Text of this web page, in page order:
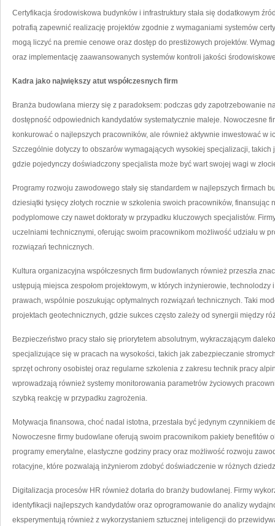
Certyfikacja środowiskowa budynków i infrastruktury stała się dodatkowym
potrafią zapewnić realizację projektów zgodnie z wymaganiami systemów
mogą liczyć na premie cenowe oraz dostęp do prestiżowych projektów.
oraz implementację zaawansowanych systemów kontroli jakości
Kadra jako największy atut współczesnych firm
Branża budowlana mierzy się z paradoksem: podczas gdy zapotrzebowanie
dostępność odpowiednich kandydatów systematycznie maleje. Nowoczesne
konkurować o najlepszych pracowników, ale również aktywnie inwestować w
Szczególnie dotyczy to obszarów wymagających wysokiej specjalizacji,
gdzie pojedynczy doświadczony specjalista może być wart swojej wagi w
Programy rozwoju zawodowego stały się standardem w najlepszych firmach
dziesiątki tysięcy złotych rocznie w szkolenia swoich pracowników,
podyplomowe czy nawet doktoraty w przypadku kluczowych specjalistów.
uczelniami technicznymi, oferując swoim pracownikom możliwość udziału w
rozwiązań technicznych.
Kultura organizacyjna współczesnych firm budowlanych również przeszła
ustępują miejsca zespołom projektowym, w których inżynierowie,
prawach, wspólnie poszukując optymalnych rozwiązań technicznych. Taki
projektach geotechnicznych, gdzie sukces często zależy od synergii między
Bezpieczeństwo pracy stało się priorytetem absolutnym, wykraczającym
specjalizujące się w pracach na wysokości, takich jak zabezpieczanie
sprzęt ochrony osobistej oraz regularne szkolenia z zakresu technik pracy
wprowadzają również systemy monitorowania parametrów życiowych
szybką reakcję w przypadku zagrożenia.
Motywacja finansowa, choć nadal istotna, przestała być jedynym czynnikiem
Nowoczesne firmy budowlane oferują swoim pracownikom pakiety benefitów
programy emerytalne, elastyczne godziny pracy oraz możliwość rozwoju
rotacyjne, które pozwalają inżynierom zdobyć doświadczenie w różnych
Digitalizacja procesów HR również dotarła do branży budowlanej. Firmy
identyfikacji najlepszych kandydatów oraz oprogramowanie do analizy
eksperymentują również z wykorzystaniem sztucznej inteligencji do